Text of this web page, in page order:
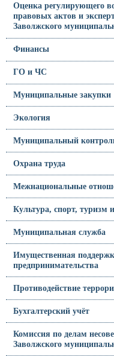
Оценка регулирующего
правовых актов и
Заволжского
Финансы
ГО и ЧС
Муниципальные закупки
Экология
Муниципальный
Охрана труда
Межнациональные
Культура, спорт, туризм
Муниципальная служба
Имущественная
предпринимательства
Противодействие
Бухгалтерский учёт
Комиссия по делам
Заволжского